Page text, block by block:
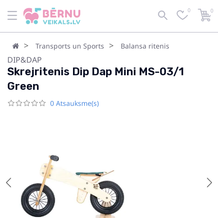
0 0
Transports un Sports Balansa ritenis
DIP&DAP
Skrejritenis Dip Dap Mini MS-03/1
Green
0 Atsauksme(s)